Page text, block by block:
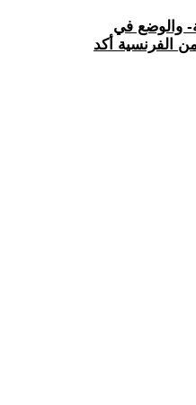
والوضع في
الفرنسية أكد